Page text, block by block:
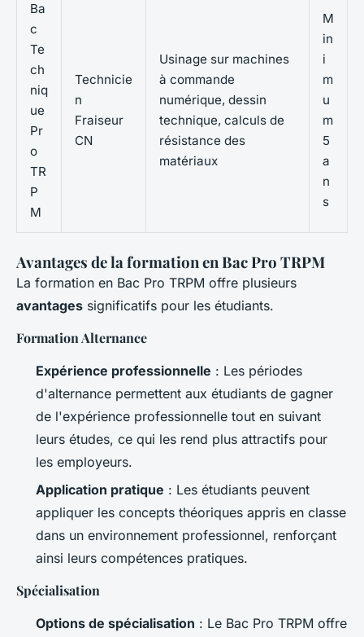
Ba
c
Te
ch
niq
ue
Pr
o
TR
P
M
Technicie
n
Fraiseur
CN
Usinage sur machines
à commande
numérique, dessin
technique, calculs de
résistance des
matériaux
M
in
i
m
u
m
5
a
n
s
Avantages de la formation en Bac Pro TRPM
La formation en Bac Pro TRPM offre plusieurs
avantages significatifs pour les étudiants.
Formation Alternance
Expérience professionnelle : Les périodes
d'alternance permettent aux étudiants de gagner
de l'expérience professionnelle tout en suivant
leurs études, ce qui les rend plus attractifs pour
les employeurs.
Application pratique : Les étudiants peuvent
appliquer les concepts théoriques appris en classe
dans un environnement professionnel, renforçant
ainsi leurs compétences pratiques.
Spécialisation
Options de spécialisation : Le Bac Pro TRPM offre